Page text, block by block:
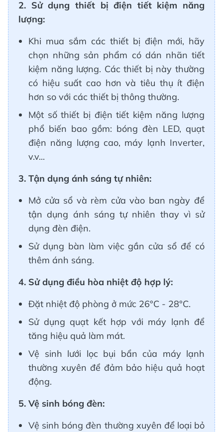
2. Sử dụng thiết bị điện tiết kiệm năng
lượng:
Khi mua sắm các thiết bị điện mới, hãy
chọn những sản phẩm có dán nhãn tiết
kiệm năng lượng. Các thiết bị này thường
có hiệu suất cao hơn và tiêu thụ ít điện
hơn so với các thiết bị thông thường.
Một số thiết bị điện tiết kiệm năng lượng
phổ biến bao gồm: bóng đèn LED, quạt
điện năng lượng cao, máy lạnh Inverter,
v.v...
3. Tận dụng ánh sáng tự nhiên:
Mở cửa sổ và rèm cửa vào ban ngày để
tận dụng ánh sáng tự nhiên thay vì sử
dụng đèn điện.
Sử dụng bàn làm việc gần cửa sổ để có
thêm ánh sáng.
4. Sử dụng điều hòa nhiệt độ hợp lý:
Đặt nhiệt độ phòng ở mức 26°C - 28°C.
Sử dụng quạt kết hợp với máy lạnh để
tăng hiệu quả làm mát.
Vệ sinh lưới lọc bụi bẩn của máy lạnh
thường xuyên để đảm bảo hiệu quả hoạt
động.
5. Vệ sinh bóng đèn:
Vệ sinh bóng đèn thường xuyên để loại bỏ